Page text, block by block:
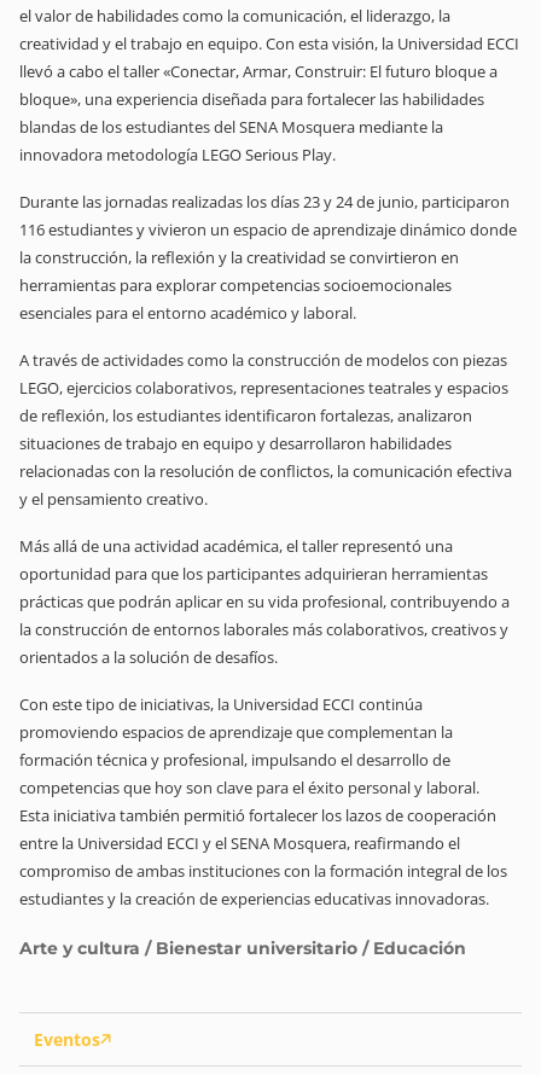
Eventos
el valor de habilidades como la comunicación, el liderazgo, la
creatividad y el trabajo en equipo. Con esta visión, la Universidad ECCI
llevó a cabo el taller «Conectar, Armar, Construir: El futuro bloque a
bloque», una experiencia diseñada para fortalecer las habilidades
blandas de los estudiantes del SENA Mosquera mediante la
innovadora metodología LEGO Serious Play.
Durante las jornadas realizadas los días 23 y 24 de junio, participaron
116 estudiantes y vivieron un espacio de aprendizaje dinámico donde
la construcción, la reflexión y la creatividad se convirtieron en
herramientas para explorar competencias socioemocionales
esenciales para el entorno académico y laboral.
A través de actividades como la construcción de modelos con piezas
LEGO, ejercicios colaborativos, representaciones teatrales y espacios
de reflexión, los estudiantes identificaron fortalezas, analizaron
situaciones de trabajo en equipo y desarrollaron habilidades
relacionadas con la resolución de conflictos, la comunicación efectiva
y el pensamiento creativo.
Más allá de una actividad académica, el taller representó una
oportunidad para que los participantes adquirieran herramientas
prácticas que podrán aplicar en su vida profesional, contribuyendo a
la construcción de entornos laborales más colaborativos, creativos y
orientados a la solución de desafíos.
Con este tipo de iniciativas, la Universidad ECCI continúa
promoviendo espacios de aprendizaje que complementan la
formación técnica y profesional, impulsando el desarrollo de
competencias que hoy son clave para el éxito personal y laboral.
Esta iniciativa también permitió fortalecer los lazos de cooperación
entre la Universidad ECCI y el SENA Mosquera, reafirmando el
compromiso de ambas instituciones con la formación integral de los
estudiantes y la creación de experiencias educativas innovadoras.
Arte y cultura / Bienestar universitario / Educación